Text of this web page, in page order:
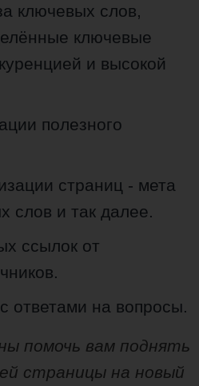
ключевых слов,
ключевые
и высокой
полезного
страниц - мета
слов и так далее.
ссылок от
ответами на вопросы.
помочь вам поднять
страницы на новый